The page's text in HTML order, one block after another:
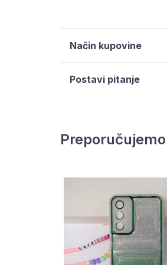
Način kupovine
Postavi pitanje
Preporučujemo